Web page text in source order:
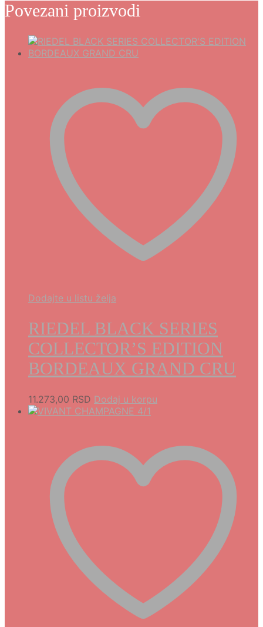
Povezani proizvodi
Dodajte u listu želja
RIEDEL BLACK SERIES
COLLECTOR’S EDITION
BORDEAUX GRAND CRU
11.273,00 RSD Dodaj u korpu